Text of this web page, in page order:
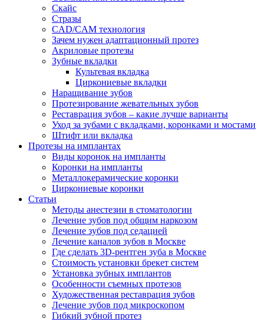
Скайс
Стразы
CAD/CAM технология
Зачем нужен адаптационный протез
Акриловые протезы
Зубные вкладки
Культевая вкладка
Циркониевые вкладки
Наращивание зубов
Протезирование жевательных зубов
Реставрация зубов – какие лучше варианты
Уход за зубами с вкладками, коронками и мостами
Штифт или вкладка
Протезы на имплантах
Виды коронок на импланты
Коронки на импланты
Металлокерамические коронки
Циркониевые коронки
Статьи
Методы анестезии в стоматологии
Лечение зубов под общим наркозом
Лечение зубов под седацией
Лечение каналов зубов в Москве
Где сделать 3D-рентген зуба в Москве
Стоимость установки брекет систем
Установка зубных имплантов
Особенности съемных протезов
Художественная реставрация зубов
Лечение зубов под микроскопом
Гибкий зубной протез